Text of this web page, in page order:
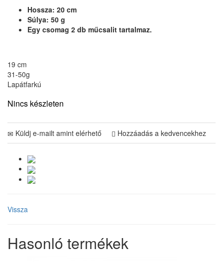
Hossza: 20 cm
Súlya: 50 g
Egy csomag 2 db műcsalit tartalmaz.
19 cm
31-50g
Lapátfarkú
Nincs készleten
Küldj e-mailt amint elérhető Hozzáadás a kedvencekhez
Vissza
Hasonló termékek